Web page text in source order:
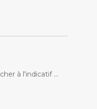
à l'indicatif ...